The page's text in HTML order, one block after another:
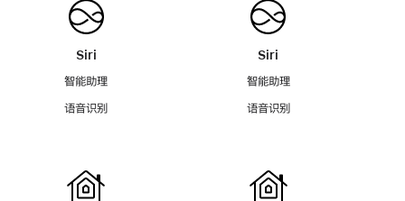
Siri
智能助理
语音识别
Siri
智能助理
语音识别